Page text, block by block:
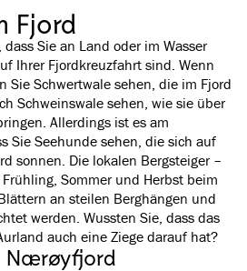
Fjord
Sie an Land oder im Wasser
Ihrer Fjordkreuzfahrt sind. Wenn
Sie Schwertwale sehen, die im Fjord
Schweinswale sehen, wie sie über
Allerdings ist es am
Sie Seehunde sehen, die sich auf
sonnen. Die lokalen Bergsteiger –
Sommer und Herbst beim
an steilen Berghängen und
werden. Wussten Sie, dass das
auch eine Ziege darauf hat?
Nærøyfjord